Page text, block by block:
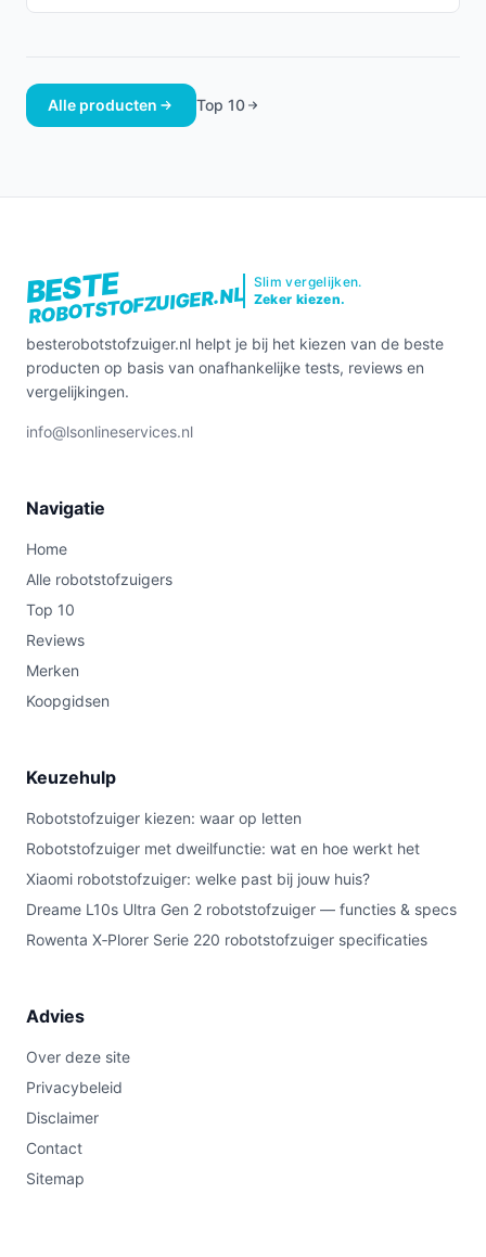
Alle producten Top 10
BESTE
ROBOTSTOFZUIGER.NL
Slim vergelijken.
Zeker kiezen.
besterobotstofzuiger.nl helpt je bij het kiezen van de beste
producten op basis van onafhankelijke tests, reviews en
vergelijkingen.
info@lsonlineservices.nl
Navigatie
Home
Alle robotstofzuigers
Top 10
Reviews
Merken
Koopgidsen
Keuzehulp
Robotstofzuiger kiezen: waar op letten
Robotstofzuiger met dweilfunctie: wat en hoe werkt het
Xiaomi robotstofzuiger: welke past bij jouw huis?
Dreame L10s Ultra Gen 2 robotstofzuiger — functies & specs
Rowenta X‑Plorer Serie 220 robotstofzuiger specificaties
Advies
Over deze site
Privacybeleid
Disclaimer
Contact
Sitemap